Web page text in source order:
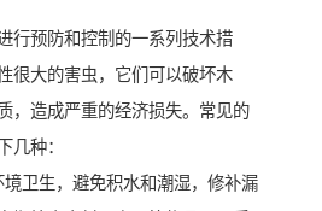
行预防和控制的一系列技术措
很大的害虫，它们可以破坏木
，造成严重的经济损失。常见的
几种：
卫生，避免积水和潮湿，修补漏